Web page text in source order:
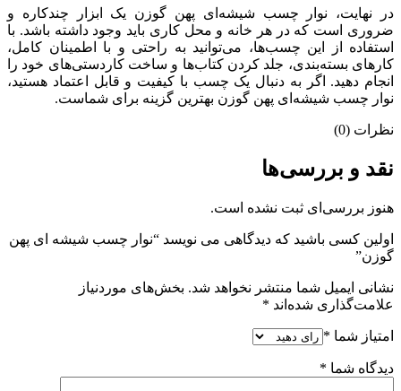
در نهایت، نوار چسب شیشه‌ای پهن گوزن یک ابزار چندکاره و
ضروری است که در هر خانه و محل کاری باید وجود داشته باشد. با
استفاده از این چسب‌ها، می‌توانید به راحتی و با اطمینان کامل،
کارهای بسته‌بندی، جلد کردن کتاب‌ها و ساخت کاردستی‌های خود را
انجام دهید. اگر به دنبال یک چسب با کیفیت و قابل اعتماد هستید،
نوار چسب شیشه‌ای پهن گوزن بهترین گزینه برای شماست.
نظرات (0)
نقد و بررسی‌ها
هنوز بررسی‌ای ثبت نشده است.
اولین کسی باشید که دیدگاهی می نویسد “نوار چسب شیشه ای پهن
گوزن”
نشانی ایمیل شما منتشر نخواهد شد. بخش‌های موردنیاز
علامت‌گذاری شده‌اند *
امتیاز شما *
دیدگاه شما *